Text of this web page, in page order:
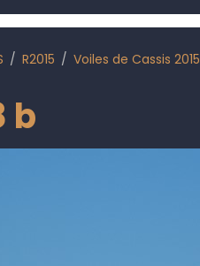
R2015 Voiles de Cassis 2015
b